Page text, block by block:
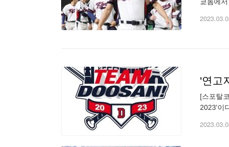
'연고
[스포탈
2023'이